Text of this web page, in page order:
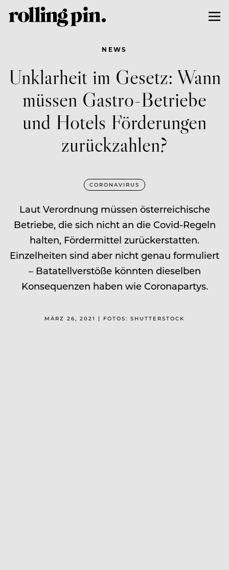
NEWS
Unklarheit im Gesetz: Wann
müssen Gastro-Betriebe
und Hotels Förderungen
zurückzahlen?
CORONAVIRUS
Laut Verordnung müssen österreichische
Betriebe, die sich nicht an die Covid-Regeln
halten, Fördermittel zurückerstatten.
Einzelheiten sind aber nicht genau formuliert
– Batatellverstöße könnten dieselben
Konsequenzen haben wie Coronapartys.
MÄRZ 26, 2021 | FOTOS: SHUTTERSTOCK